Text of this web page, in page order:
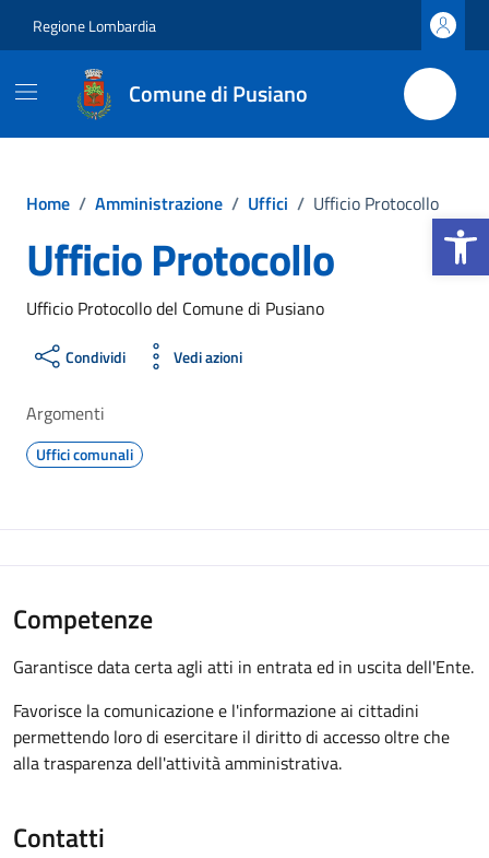
Regione Lombardia
Comune di Pusiano
Home / Amministrazione / Uffici / Ufficio Protocollo
Ufficio Protocollo
Ufficio Protocollo del Comune di Pusiano
Condividi Vedi azioni
Argomenti
Uffici comunali
Competenze
Garantisce data certa agli atti in entrata ed in uscita dell'Ente.
Favorisce la comunicazione e l'informazione ai cittadini
permettendo loro di esercitare il diritto di accesso oltre che
alla trasparenza dell'attività amministrativa.
Contatti
Apri la